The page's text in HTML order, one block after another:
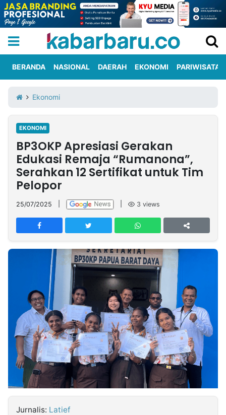
Iklan
Berita
Kami
Nasional
International
Olahraga
Entertainment
Daerah
Pariwisata
Kuliner
Kolom
Network
PT
TREETAN
MULTIMEDIA
INDONESIA
Insight
Rakyat
Idealita
Notice
Seedbacklink
Follow
Kabarbaru
BERANDA NASIONAL DAERAH EKONOMI PARIWISATA
Ekonomi
EKONOMI
BP3OKP Apresiasi Gerakan
Edukasi Remaja “Rumanona”,
Serahkan 12 Sertifikat untuk Tim
Pelopor
25/07/2025 3 views
Jurnalis: Latief